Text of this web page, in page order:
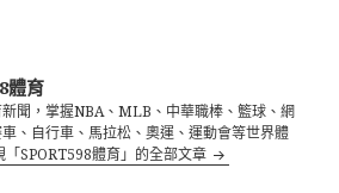
體育
聞，掌握NBA、MLB、中華職棒、籃球、網
、自行車、馬拉松、奧運、運動會等世界體
「SPORT598體育」的全部文章